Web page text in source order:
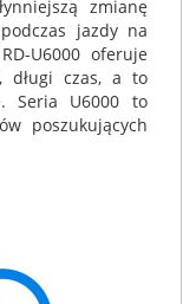
zmianę
jazdy na
U6000 oferuje
długi czas, a to
Seria U6000 to
poszukujących